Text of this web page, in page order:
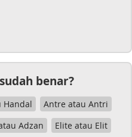
benar?
Handal
Antre atau Antri
Adzan
Elite atau Elit